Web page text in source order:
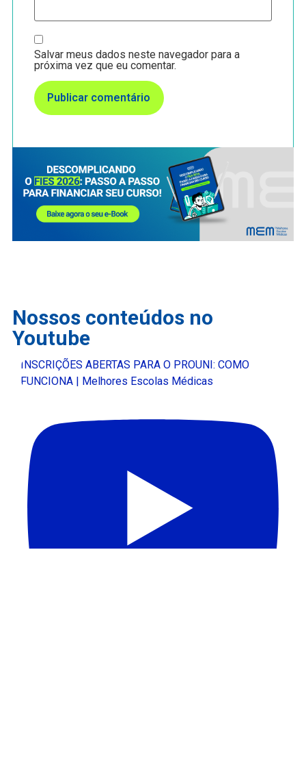
Salvar meus dados neste navegador para a
próxima vez que eu comentar.
Nossos conteúdos no
Youtube
INSCRIÇÕES ABERTAS PARA O PROUNI: COMO
FUNCIONA | Melhores Escolas Médicas